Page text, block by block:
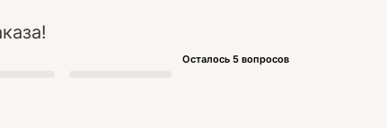
Осталось 5 вопросов